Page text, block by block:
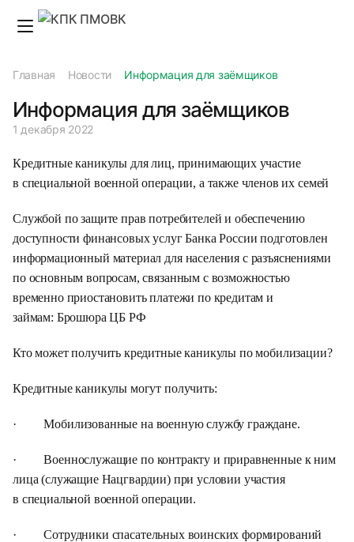
Главная Новости Информация для заёмщиков
Информация для заёмщиков
1 декабря 2022
Кредитные каникулы для лиц, принимающих участие
в специальной военной операции, а также членов их семей
Службой по защите прав потребителей и обеспечению
доступности финансовых услуг Банка России подготовлен
информационный материал для населения с разъяснениями
по основным вопросам, связанным с возможностью
временно приостановить платежи по кредитам и
займам: Брошюра ЦБ РФ
Кто может получить кредитные каникулы по мобилизации?
Кредитные каникулы могут получить:
· Мобилизованные на военную службу граждане.
· Военнослужащие по контракту и приравненные к ним
лица (служащие Нацгвардии) при условии участия
в специальной военной операции.
· Сотрудники спасательных воинских формирований